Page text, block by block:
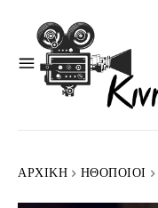
ΑΡΧΙΚΉ HΘΟΠΟΙΟΊ